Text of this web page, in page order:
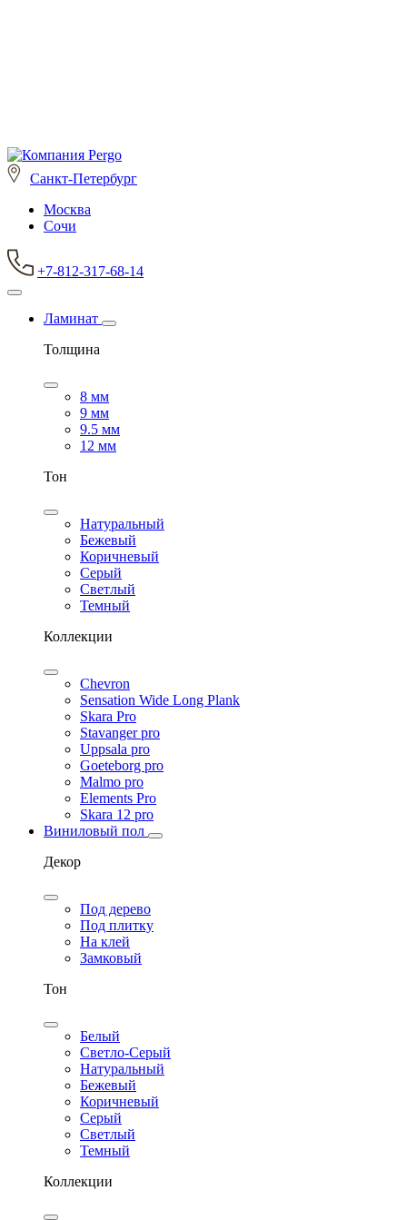
Санкт-Петербург
Москва
Сочи
+7-812-317-68-14
Ламинат
Толщина
8 мм
9 мм
9.5 мм
12 мм
Тон
Натуральный
Бежевый
Коричневый
Серый
Светлый
Темный
Коллекции
Chevron
Sensation Wide Long Plank
Skara Pro
Stavanger pro
Uppsala pro
Goeteborg pro
Malmo pro
Elements Pro
Skara 12 pro
Виниловый пол
Декор
Под дерево
Под плитку
На клей
Замковый
Тон
Белый
Светло-Серый
Натуральный
Бежевый
Коричневый
Серый
Светлый
Темный
Коллекции